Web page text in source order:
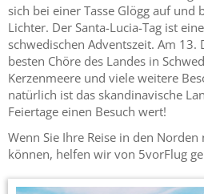
sich bei einer Tasse Glögg auf und
Lichter. Der Santa-Lucia-Tag ist
schwedischen Adventszeit. Am
besten Chöre des Landes in
Kerzenmeere und viele weitere
natürlich ist das skandinavische
Feiertage einen Besuch wert!
Wenn Sie Ihre Reise in den
können, helfen wir von 5vorFlug